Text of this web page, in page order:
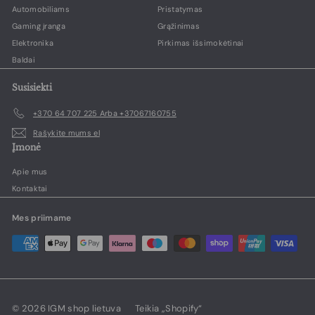
Automobiliams
Gaming įranga
Elektronika
Baldai
Pristatymas
Grąžinimas
Pirkimas išsimokėtinai
Susisiekti
+370 64 707 225 Arba +37067160755
Rašykite mums el
Įmonė
Apie mus
Kontaktai
Mes priimame
© 2026 IGM shop lietuva Teikia „Shopify“